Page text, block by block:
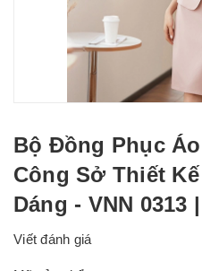
Bộ Đồng Phục
Công Sở Thiết
Dáng - VNN
Viết đánh giá